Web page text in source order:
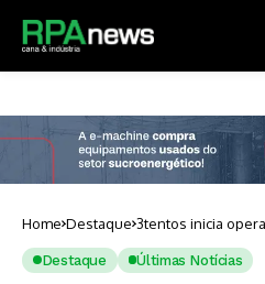
Home Destaque 3tentos inicia
etanol de milho no
Destaque Últimas Notícias